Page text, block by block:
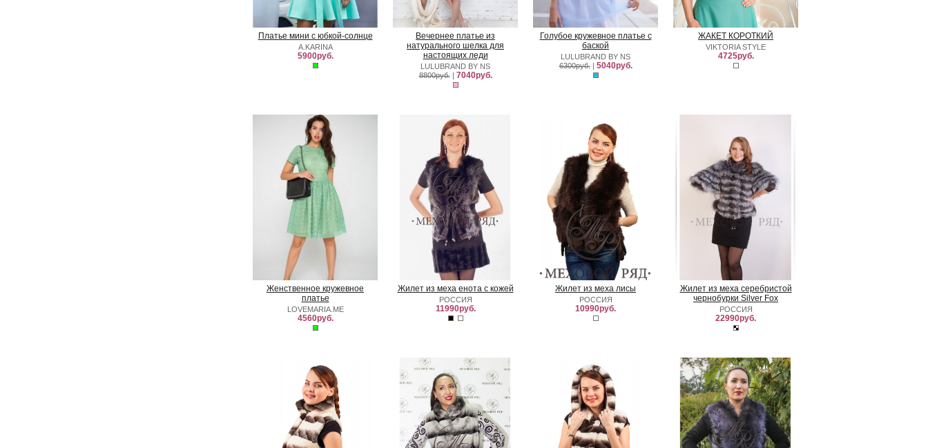
Платье мини с юбкой-солнце
A.KARINA
5900руб.
Вечернее платье из
натурального шелка для
настоящих леди
LULUBRAND BY NS
8800руб.| 7040руб.
Голубое кружевное платье с
баской
LULUBRAND BY NS
6300руб.| 5040руб.
ЖАКЕТ КОРОТКИЙ
VIKTORIA STYLE
4725руб.
Женственное кружевное
платье
LOVEMARIA.ME
4560руб.
Жилет из меха енота с кожей
РОССИЯ
11990руб.
Жилет из меха лисы
РОССИЯ
10990руб.
Жилет из меха серебристой
чернобурки Silver Fox
РОССИЯ
22990руб.